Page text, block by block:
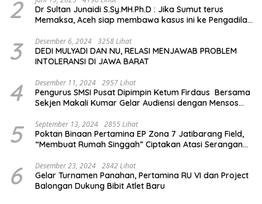
2
Dr Sultan Junaidi S.Sy.MH.Ph.D : Jika Sumut terus
Memaksa, Aceh siap membawa kasus ini ke Pengadilan
3 Desember 6, 2024 3258 Lihat
DEDI MULYADI DAN NU, RELASI MENJAWAB PROBLEM
INTOLERANSI DI JAWA BARAT
4 Desember 11, 2024 2957 Lihat
Pengurus SMSI Pusat Dipimpin Ketum Firdaus Bersama
Sekjen Makali Kumar Gelar Audiensi dengan Mensos
5 September 13, 2024 2855 Lihat
Poktan Binaan Pertamina EP Zona 7 Jatibarang Field,
“Membuat Rumah Singgah” Ciptakan Atasi Serangan
6 Desember 23, 2024 2842 Lihat
Gelar Turnamen Panahan, Pertamina RU VI dan Project
Balongan Dukung Bibit Atlet Baru